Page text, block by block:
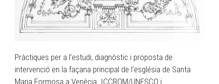
Pràctiques per a l’estudi, diagnòstic i proposta de
intervenció en la façana principal de l’església de Santa
Maria Formosa a Venècia. ICCROM/UNESCO i